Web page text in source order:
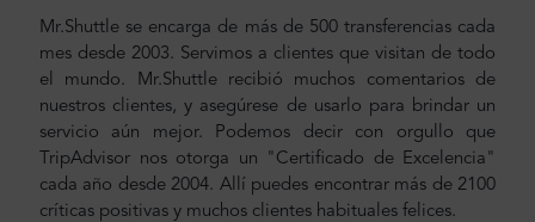
Mr.Shuttle se encarga de más de 500 transferencias cada
mes desde 2003. Servimos a clientes que visitan de todo
el mundo. Mr.Shuttle recibió muchos comentarios de
nuestros clientes, y asegúrese de usarlo para brindar un
servicio aún mejor. Podemos decir con orgullo que
TripAdvisor nos otorga un "Certificado de Excelencia"
cada año desde 2004. Allí puedes encontrar más de 2100
críticas positivas y muchos clientes habituales felices.